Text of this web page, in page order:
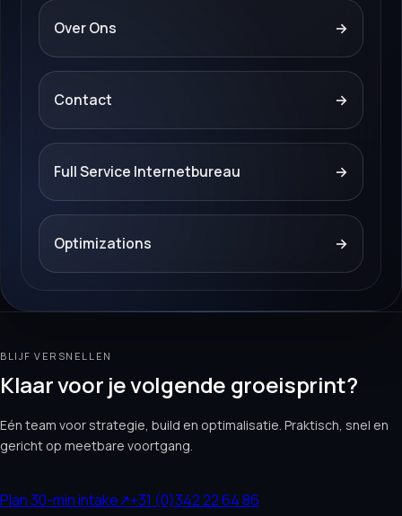
Over Ons →
Contact →
Full Service Internetbureau →
Optimizations →
BLIJF VERSNELLEN
Klaar voor je volgende groeisprint?
Eén team voor strategie, build en optimalisatie. Praktisch, snel en
gericht op meetbare voortgang.
Plan 30-min intake↗+31 (0)342 22 64 86